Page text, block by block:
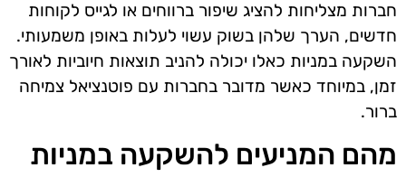
חברות מצליחות להציג שיפור ברווחים או לגייס לקוחות
חדשים, הערך שלהן בשוק עשוי לעלות באופן משמעותי.
השקעה במניות כאלו יכולה להניב תוצאות חיוביות לאורך
זמן, במיוחד כאשר מדובר בחברות עם פוטנציאל צמיחה
ברור.
מהם המניעים להשקעה במניות